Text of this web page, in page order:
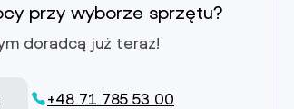
przy wyborze sprzętu?
doradcą już teraz!
+48 71 785 53 00